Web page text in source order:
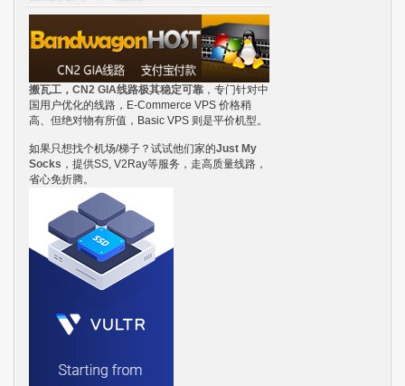
搬瓦工，CN2 GIA线路极其稳定可靠 ，专门针对中
国用户优化的线路，E-Commerce VPS 价格稍
高、但绝对物有所值，Basic VPS 则是平价机型。
如果只想找个机场/梯子？试试他们家的Just My
Socks ，提供SS, V2Ray等服务，走高质量线路，
省心免折腾。